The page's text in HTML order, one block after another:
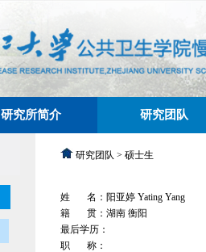
研究所简介 研究团队
研究团队 > 硕士生
姓 名：阳亚婷 Yating Yang
籍 贯：湖南 衡阳
最后学历：
职 称：